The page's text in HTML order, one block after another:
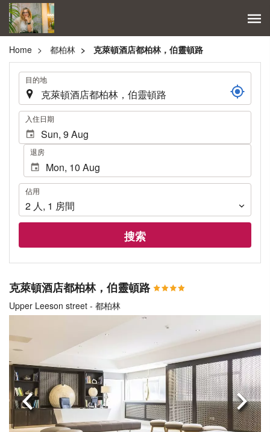
Home 都柏林 克萊頓酒店都柏林，伯靈頓路
. 目的地
. 入住日期
退房
佔
用
佔用
2 人, 1 房間
搜索
克萊頓酒店都柏林，伯靈頓路
Upper Leeson street - 都柏林
上一頁 下一